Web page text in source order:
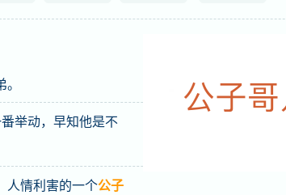
举动，早知他是不
人情利害的一个公子